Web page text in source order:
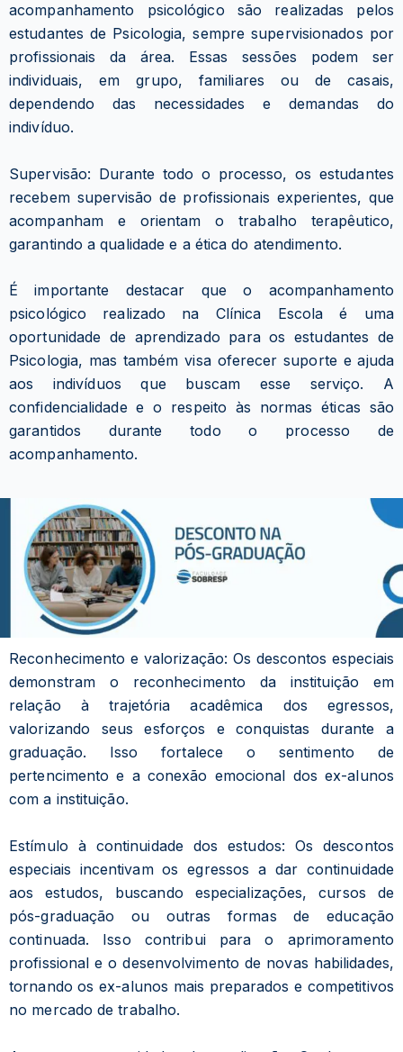
acompanhamento psicológico são realizadas pelos
estudantes de Psicologia, sempre supervisionados por
profissionais da área. Essas sessões podem ser
individuais, em grupo, familiares ou de casais,
dependendo das necessidades e demandas do
indivíduo.
Supervisão: Durante todo o processo, os estudantes
recebem supervisão de profissionais experientes, que
acompanham e orientam o trabalho terapêutico,
garantindo a qualidade e a ética do atendimento.
É importante destacar que o acompanhamento
psicológico realizado na Clínica Escola é uma
oportunidade de aprendizado para os estudantes de
Psicologia, mas também visa oferecer suporte e ajuda
aos indivíduos que buscam esse serviço. A
confidencialidade e o respeito às normas éticas são
garantidos durante todo o processo de
acompanhamento.
Reconhecimento e valorização: Os descontos especiais
demonstram o reconhecimento da instituição em
relação à trajetória acadêmica dos egressos,
valorizando seus esforços e conquistas durante a
graduação. Isso fortalece o sentimento de
pertencimento e a conexão emocional dos ex-alunos
com a instituição.
Estímulo à continuidade dos estudos: Os descontos
especiais incentivam os egressos a dar continuidade
aos estudos, buscando especializações, cursos de
pós-graduação ou outras formas de educação
continuada. Isso contribui para o aprimoramento
profissional e o desenvolvimento de novas habilidades,
tornando os ex-alunos mais preparados e competitivos
no mercado de trabalho.